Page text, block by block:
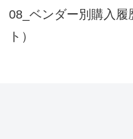
08_ベンダー別購入履
ト）